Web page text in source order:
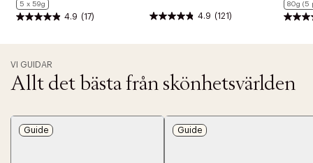
5 x 59g
4.9 (17) 4.9 (121)
80g (5
VI GUIDAR
Allt det bästa från skönhetsvärlden
Guide Guide